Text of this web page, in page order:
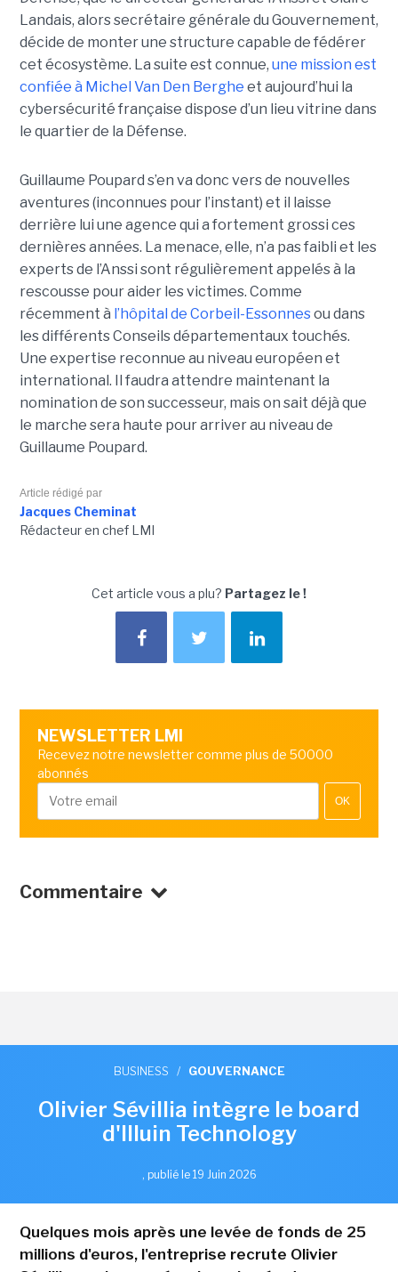
Landais, alors secrétaire générale du Gouvernement,
décide de monter une structure capable de fédérer
cet écosystème. La suite est connue, une mission est
confiée à Michel Van Den Berghe et aujourd’hui la
cybersécurité française dispose d’un lieu vitrine dans
le quartier de la Défense.
Guillaume Poupard s’en va donc vers de nouvelles
aventures (inconnues pour l’instant) et il laisse
derrière lui une agence qui a fortement grossi ces
dernières années. La menace, elle, n’a pas faibli et les
experts de l’Anssi sont régulièrement appelés à la
rescousse pour aider les victimes. Comme
récemment à l’hôpital de Corbeil-Essonnesou dans
les différents Conseils départementaux touchés.
Une expertise reconnue au niveau européen et
international. Il faudra attendre maintenant la
nomination de son successeur, mais on sait déjà que
le marche sera haute pour arriver au niveau de
Guillaume Poupard.
Article rédigé par
Jacques Cheminat
Rédacteur en chef LMI
Cet article vous a plu? Partagez le !
NEWSLETTER LMI
Recevez notre newsletter comme plus de 50000
abonnés
OK
Commentaire
BUSINESS / GOUVERNANCE
Olivier Sévillia intègre le board
d'Illuin Technology
, publié le 19 Juin 2026
Quelques mois après une levée de fonds de 25
millions d'euros, l'entreprise recrute Olivier